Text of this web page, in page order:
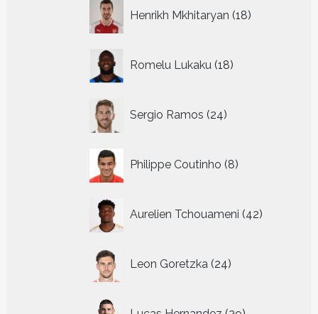
Henrikh Mkhitaryan 18
producten
Romelu Lukaku 18
producten
Sergio Ramos 24
producten
Philippe Coutinho 8
producten
Aurelien Tchouameni 42
producten
Leon Goretzka 24
producten